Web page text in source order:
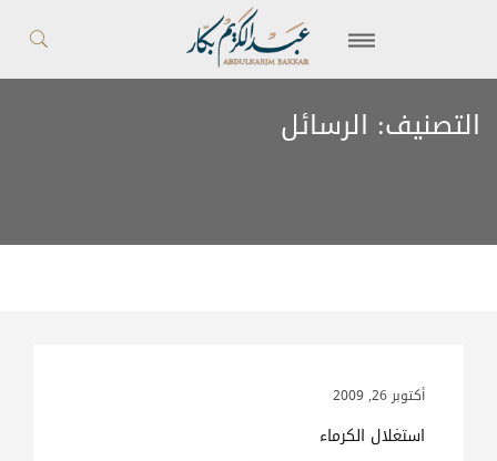
التصنيف: الرسائل
أكتوبر 26, 2009
استغلال الكرماء